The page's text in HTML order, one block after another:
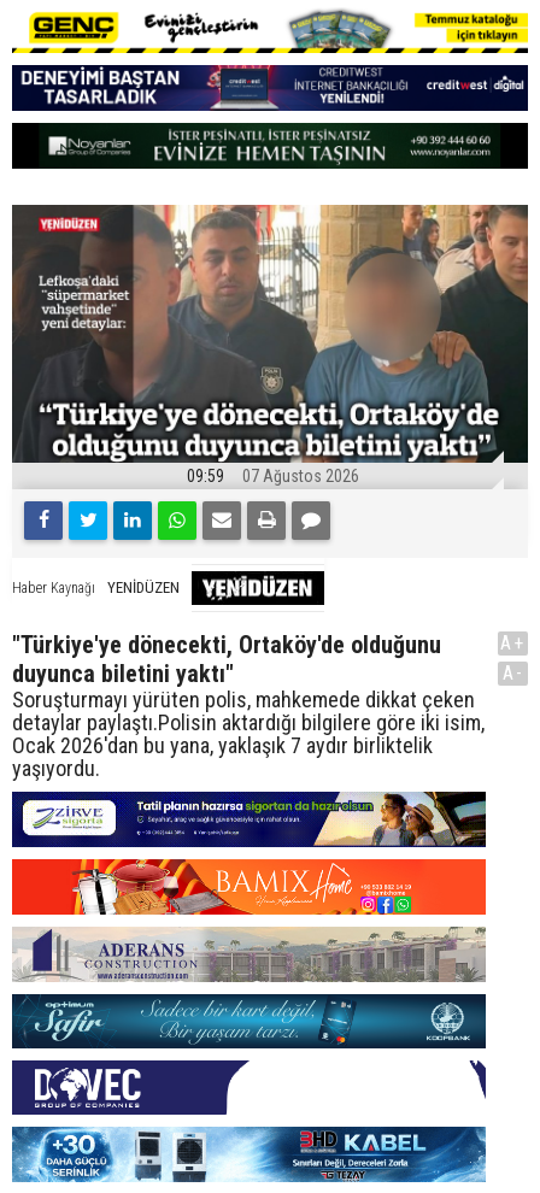
09:59 07 Ağustos 2026
Haber Kaynağı YENİDÜZEN
"Türkiye'ye dönecekti, Ortaköy'de olduğunu
duyunca biletini yaktı"
Soruşturmayı yürüten polis, mahkemede dikkat çeken
detaylar paylaştı.Polisin aktardığı bilgilere göre iki isim,
Ocak 2026'dan bu yana, yaklaşık 7 aydır birliktelik
yaşıyordu.
A+
A-